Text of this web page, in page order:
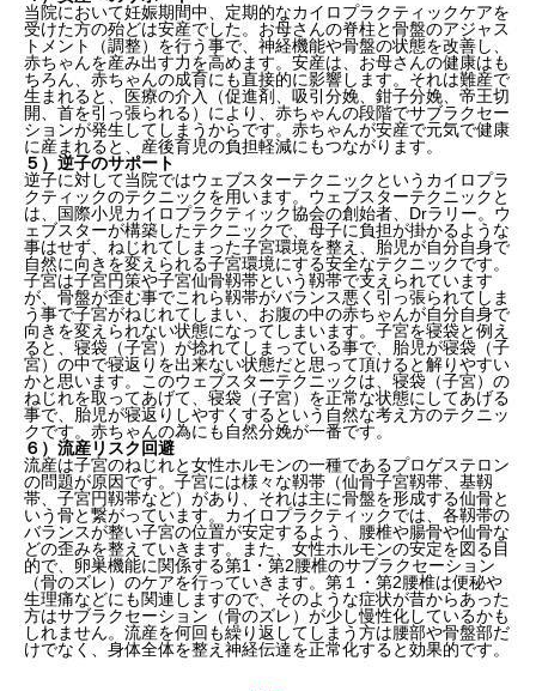
当院において妊娠期間中、定期的なカイロプラクティックケアを
受けた方の殆どは安産でした。お母さんの脊柱と骨盤のアジャス
トメント（調整）を行う事で、神経機能や骨盤の状態を改善し、
赤ちゃんを産み出す力を高めます。安産は、お母さんの健康はも
ちろん、赤ちゃんの成育にも直接的に影響します。それは難産で
生まれると、医療の介入（促進剤、吸引分娩、鉗子分娩、帝王切
開、首を引っ張られる）により、赤ちゃんの段階でサブラクセー
ションが発生してしまうからです。赤ちゃんが安産で元気で健康
に産まれると、産後育児の負担軽減にもつながります。
５）逆子のサポート
逆子に対して当院ではウェブスターテクニックというカイロプラ
クティックのテクニックを用います。ウェブスターテクニックと
は、国際小児カイロプラクティック協会の創始者、Drラリー。ウ
ェブスターが構築したテクニックで、母子に負担が掛かるような
事はせず、ねじれてしまった子宮環境を整え、胎児が自分自身で
自然に向きを変えられる子宮環境にする安全なテクニックです。
子宮は子宮円策や子宮仙骨靱帯という靱帯で支えられています
が、骨盤が歪む事でこれら靱帯がバランス悪く引っ張られてしま
う事で子宮がねじれてしまい、お腹の中の赤ちゃんが自分自身で
向きを変えられない状態になってしまいます。子宮を寝袋と例え
ると、寝袋（子宮）が捻れてしまっている事で、胎児が寝袋（子
宮）の中で寝返りを出来ない状態だと思って頂けると解りやすい
かと思います。このウェブスターテクニックは、寝袋（子宮）の
ねじれを取ってあげて、寝袋（子宮）を正常な状態にしてあげる
事で、胎児が寝返りしやすくするという自然な考え方のテクニッ
クです。赤ちゃんの為にも自然分娩が一番です。
６）流産リスク回避
流産は子宮のねじれと女性ホルモンの一種であるプロゲステロン
の問題が原因です。子宮には様々な靱帯（仙骨子宮靱帯、基靱
帯、子宮円靱帯など）があり、それは主に骨盤を形成する仙骨と
いう骨と繋がっています。カイロプラクティックでは、各靱帯の
バランスが整い子宮の位置が安定するよう、腰椎や腸骨や仙骨な
どの歪みを整えていきます。また、女性ホルモンの安定を図る目
的で、卵巣機能に関係する第1・第2腰椎のサブラクセーション
（骨のズレ）のケアを行っていきます。第１・第2腰椎は便秘や
生理痛などにも関連しますので、そのような症状が昔からあった
方はサブラクセーション（骨のズレ）が少し慢性化しているかも
しれません。流産を何回も繰り返してしまう方は腰部や骨盤部だ
けでなく、身体全体を整え神経伝達を正常化すると効果的です。